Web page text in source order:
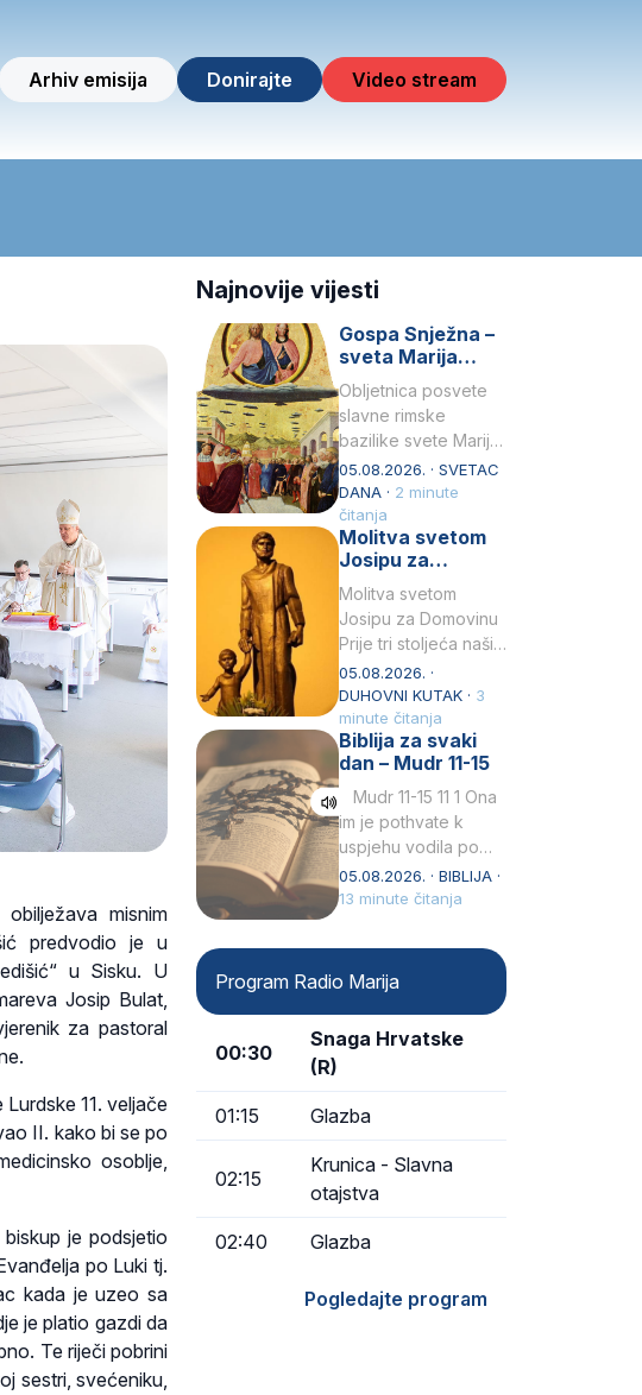
Arhiv emisija Donirajte Video stream
misnim
predvodio je u
u Sisku. U
Josip Bulat,
za pastoral
11. veljače
II. kako bi se po
osoblje,
je podsjetio
po Luki tj.
kada je uzeo sa
je platio gazdi da
Te riječi pobrini
sestri, svećeniku,
Najnovije vijesti
Gospa Snježna –
sveta Marija
Velika, zaštitnica
rimske bazilike
Obljetnica posvete
slavne rimske
bazilike svete Marije
Velike (Santa Maria
Maggiore) u narodu
se slavi kao Gospa
Snježna. Ovaj naziv,
Sancta Maria…
05.08.2026. · SVETAC
DANA · 2 minute
čitanja
Molitva svetom
Josipu za
Domovinu
Molitva svetom
Josipu za Domovinu
Prije tri stoljeća naši
su pradjedovi
odlučili, svečano
izjavili i službeno
proglasili da Ti, brižni
Poočime Isusov,…
05.08.2026. ·
DUHOVNI KUTAK · 3
minute čitanja
Biblija za svaki
dan – Mudr 11-15
Mudr 11-15 11 1 Ona
im je pothvate k
uspjehu vodila po
ruci proroka svetog2
kad su prohodili
dizali…
05.08.2026. · BIBLIJA ·
13 minute čitanja
Program Radio Marija
00:30
Snaga Hrvatske
(R)
01:15 Glazba
02:15
Krunica - Slavna
otajstva
02:40 Glazba
Pogledajte program